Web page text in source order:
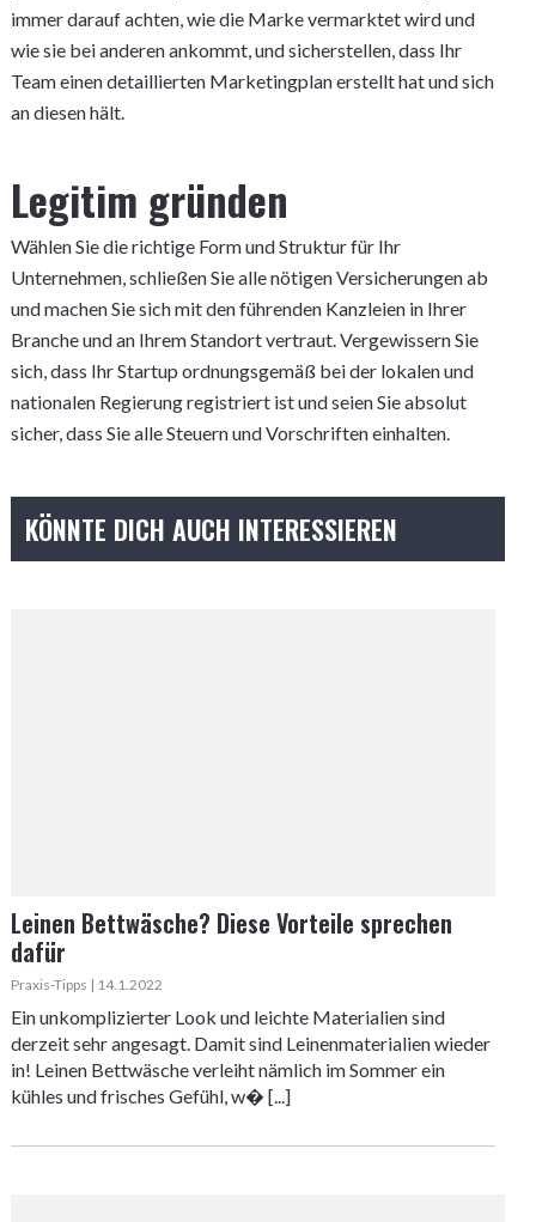
immer darauf achten, wie die Marke vermarktet wird und
wie sie bei anderen ankommt, und sicherstellen, dass Ihr
Team einen detaillierten Marketingplan erstellt hat und sich
an diesen hält.
Legitim gründen
Wählen Sie die richtige Form und Struktur für Ihr
Unternehmen, schließen Sie alle nötigen Versicherungen ab
und machen Sie sich mit den führenden Kanzleien in Ihrer
Branche und an Ihrem Standort vertraut. Vergewissern Sie
sich, dass Ihr Startup ordnungsgemäß bei der lokalen und
nationalen Regierung registriert ist und seien Sie absolut
sicher, dass Sie alle Steuern und Vorschriften einhalten.
KÖNNTE DICH AUCH INTERESSIEREN
Leinen Bettwäsche? Diese Vorteile sprechen
dafür
Praxis-Tipps | 14.1.2022
Ein unkomplizierter Look und leichte Materialien sind
derzeit sehr angesagt. Damit sind Leinenmaterialien wieder
in! Leinen Bettwäsche verleiht nämlich im Sommer ein
kühles und frisches Gefühl, w� [...]